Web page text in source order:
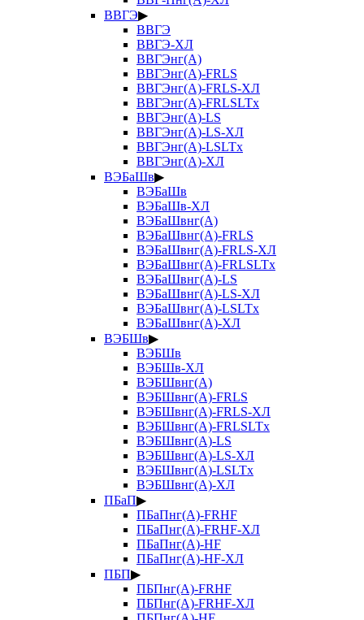
ВВГЭ▶
ВВГЭ
ВВГЭ-ХЛ
ВВГЭнг(А)
ВВГЭнг(А)-FRLS
ВВГЭнг(А)-FRLS-ХЛ
ВВГЭнг(А)-FRLSLTx
ВВГЭнг(А)-LS
ВВГЭнг(А)-LS-ХЛ
ВВГЭнг(А)-LSLTx
ВВГЭнг(А)-ХЛ
ВЭБаШв▶
ВЭБаШв
ВЭБаШв-ХЛ
ВЭБаШвнг(А)
ВЭБаШвнг(А)-FRLS
ВЭБаШвнг(А)-FRLS-ХЛ
ВЭБаШвнг(А)-FRLSLTx
ВЭБаШвнг(А)-LS
ВЭБаШвнг(А)-LS-ХЛ
ВЭБаШвнг(А)-LSLTx
ВЭБаШвнг(А)-ХЛ
ВЭБШв▶
ВЭБШв
ВЭБШв-ХЛ
ВЭБШвнг(А)
ВЭБШвнг(А)-FRLS
ВЭБШвнг(А)-FRLS-ХЛ
ВЭБШвнг(А)-FRLSLTx
ВЭБШвнг(А)-LS
ВЭБШвнг(А)-LS-ХЛ
ВЭБШвнг(А)-LSLTx
ВЭБШвнг(А)-ХЛ
ПБаП▶
ПБаПнг(А)-FRHF
ПБаПнг(А)-FRHF-ХЛ
ПБаПнг(А)-HF
ПБаПнг(А)-HF-ХЛ
ПБП▶
ПБПнг(А)-FRHF
ПБПнг(А)-FRHF-ХЛ